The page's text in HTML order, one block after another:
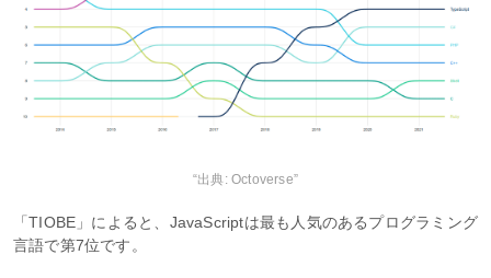
“出典: Octoverse”
「TIOBE」によると、JavaScriptは最も人気のあるプログラミング
言語で第7位です。